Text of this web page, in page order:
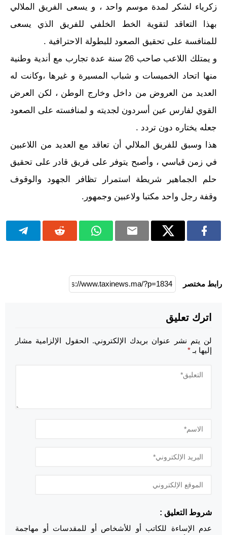
زكرياء لشكر لمدة موسم واحد ، و يسعى الفريق الملالي
بهذا التعاقد لتقوية الخط الخلفي للفريق الذي يسعى
للمنافسة على تحقيق الصعود للبطولة الاحترافية .
و يمتلك اللاعب صاحب 26 سنة عدة تجارب مع أندية وطنية
منها اتحاد الخميسات و شباب المسيرة و غيرها ،وكانت له
العديد من العروض من داخل وخارج الوطن ، لكن العرض
القوي لفارس عين أسردون لجديته و لمنافسته على الصعود
جعله يختاره دون تردد .
هذا وسبق للفريق الملالي أن تعاقد مع العديد من اللاعبين
في زمن قياسي ، وأصبح يتوفر على فريق قادر على تحقيق
حلم الجماهير شريطة استمرار تظافر الجهود والوقوف
وقفة رجل واحد مكتبا ولاعبين وجمهور.
رابط مختصر
اترك تعليق
لن يتم نشر عنوان بريدك الإلكتروني. الحقول الإلزامية مشار
إليها بـ*
شروط التعليق :
عدم الإساءة للكاتب أو للأشخاص أو للمقدسات أو مهاجمة